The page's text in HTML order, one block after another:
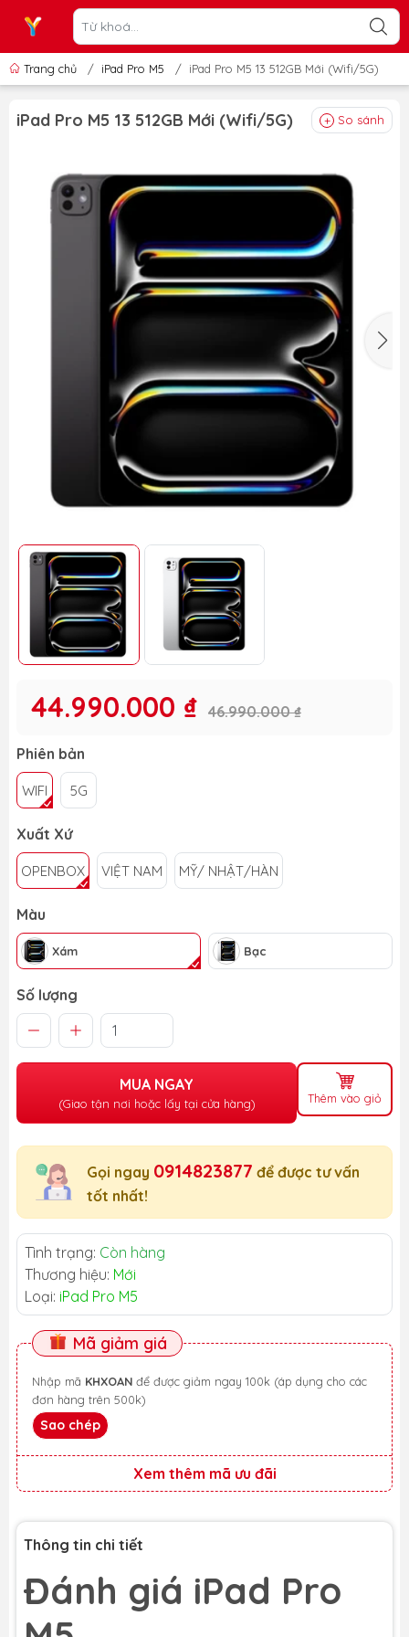
Trang chủ / iPad Pro M5 / iPad Pro M5 13 512GB Mới (Wifi/5G)
iPad Pro M5 13 512GB Mới (Wifi/5G) So sánh
44.990.000 ₫ 46.990.000 ₫
Phiên bản
WIFI 5G
Xuất Xứ
OPENBOX VIỆT NAM MỸ/ NHẬT/HÀN
Màu
Xám Bạc
Số lượng
MUA NGAY
(Giao tận nơi hoặc lấy tại cửa hàng) Thêm vào giỏ
Gọi ngay 0914823877 để được tư vấn
tốt nhất!
Tình trạng: Còn hàng
Thương hiệu: Mới
Loại: iPad Pro M5
Mã giảm giá
Nhập mã KHXOAN
đơn hàng trên 500k)
Sao chép
Xem thêm mã ưu đãi
Thông tin chi tiết
Đánh giá iPad Pro